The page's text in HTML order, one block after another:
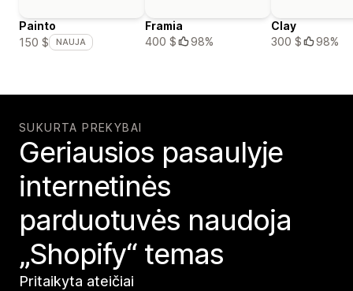
Painto
150 $
NAUJA
Framia
400 $
98%
Clay
300 $
98%
SUKURTA PREKYBAI
Geriausios pasaulyje
internetinės
parduotuvės naudoja
„Shopify“ temas
Pritaikyta ateičiai